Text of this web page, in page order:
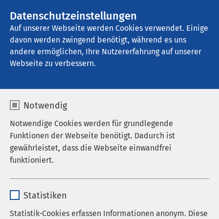
Datenschutzeinstellungen
Auf unserer Webseite werden Cookies verwendet. Einige
davon werden zwingend benötigt, während es uns
andere ermöglichen, Ihre Nutzererfahrung auf unserer
Webseite zu verbessern.
Notwendig
Notwendige Cookies werden für grundlegende
Funktionen der Webseite benötigt. Dadurch ist
gewährleistet, dass die Webseite einwandfrei
funktioniert.
Anbieter sgalinski
Statistiken
Statistik-Cookies erfassen Informationen anonym. Diese
AMEOS Privatklinikum Bad Aussee